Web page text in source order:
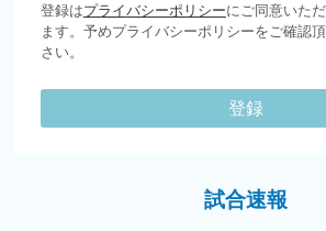
登録はプライバシーポリシーにご同意いた
ます。予めプライバシーポリシーをご確認
さい。
登録
試合速報